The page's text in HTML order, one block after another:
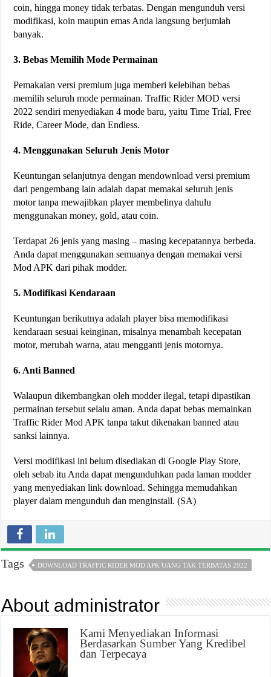
coin, hingga money tidak terbatas. Dengan mengunduh versi
modifikasi, koin maupun emas Anda langsung berjumlah
banyak.
3. Bebas Memilih Mode Permainan
Pemakaian versi premium juga memberi kelebihan bebas
memilih seluruh mode permainan. Traffic Rider MOD versi
2022 sendiri menyediakan 4 mode baru, yaitu Time Trial, Free
Ride, Career Mode, dan Endless.
4. Menggunakan Seluruh Jenis Motor
Keuntungan selanjutnya dengan mendownload versi premium
dari pengembang lain adalah dapat memakai seluruh jenis
motor tanpa mewajibkan player membelinya dahulu
menggunakan money, gold, atau coin.
Terdapat 26 jenis yang masing – masing kecepatannya berbeda.
Anda dapat menggunakan semuanya dengan memakai versi
Mod APK dari pihak modder.
5. Modifikasi Kendaraan
Keuntungan berikutnya adalah player bisa memodifikasi
kendaraan sesuai keinginan, misalnya menambah kecepatan
motor, merubah warna, atau mengganti jenis motornya.
6. Anti Banned
Walaupun dikembangkan oleh modder ilegal, tetapi dipastikan
permainan tersebut selalu aman. Anda dapat bebas memainkan
Traffic Rider Mod APK tanpa takut dikenakan banned atau
sanksi lainnya.
Versi modifikasi ini belum disediakan di Google Play Store,
oleh sebab itu Anda dapat mengunduhkan pada laman modder
yang menyediakan link download. Sehingga memudahkan
player dalam mengunduh dan menginstall. (SA)
Tags DOWNLOAD TRAFFIC RIDER MOD APK UANG TAK TERBATAS 2022
About administrator
Kami Menyediakan Informasi
Berdasarkan Sumber Yang Kredibel
dan Terpecaya